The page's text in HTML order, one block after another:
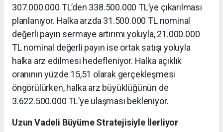
307.000.000 TL’den 338.500.000 TL’ye çıkarılması
planlanıyor. Halka arzda 31.500.000 TL nominal
değerli payın sermaye artırımı yoluyla, 21.000.000
TL nominal değerli payın ise ortak satışı yoluyla
halka arz edilmesi hedefleniyor. Halka açıklık
oranının yüzde 15,51 olarak gerçekleşmesi
öngörülürken, halka arz büyüklüğünün de
3.622.500.000 TL’ye ulaşması bekleniyor.
Uzun Vadeli Büyüme Stratejisiyle İlerliyor